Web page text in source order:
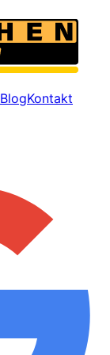
BlogKontakt